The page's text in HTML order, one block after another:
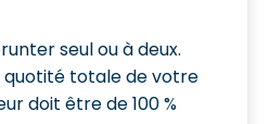
seul ou à deux.
quotité totale de votre
doit être de 100 %